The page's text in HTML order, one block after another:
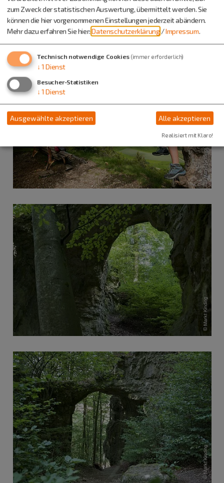
zum Zweck der statistischen Auswertung, übermittelt werden. Sie
können die hier vorgenommenen Einstellungen jederzeit abändern.
Mehr dazu erfahren Sie hier:Datenschutzerklärung /Impressum.
Technisch notwendige Cookies (immer erforderlich)
↓ 1 Dienst
Besucher-Statistiken
↓ 1 Dienst
Ausgewählte akzeptieren Alle akzeptieren
Realisiert mit Klaro!